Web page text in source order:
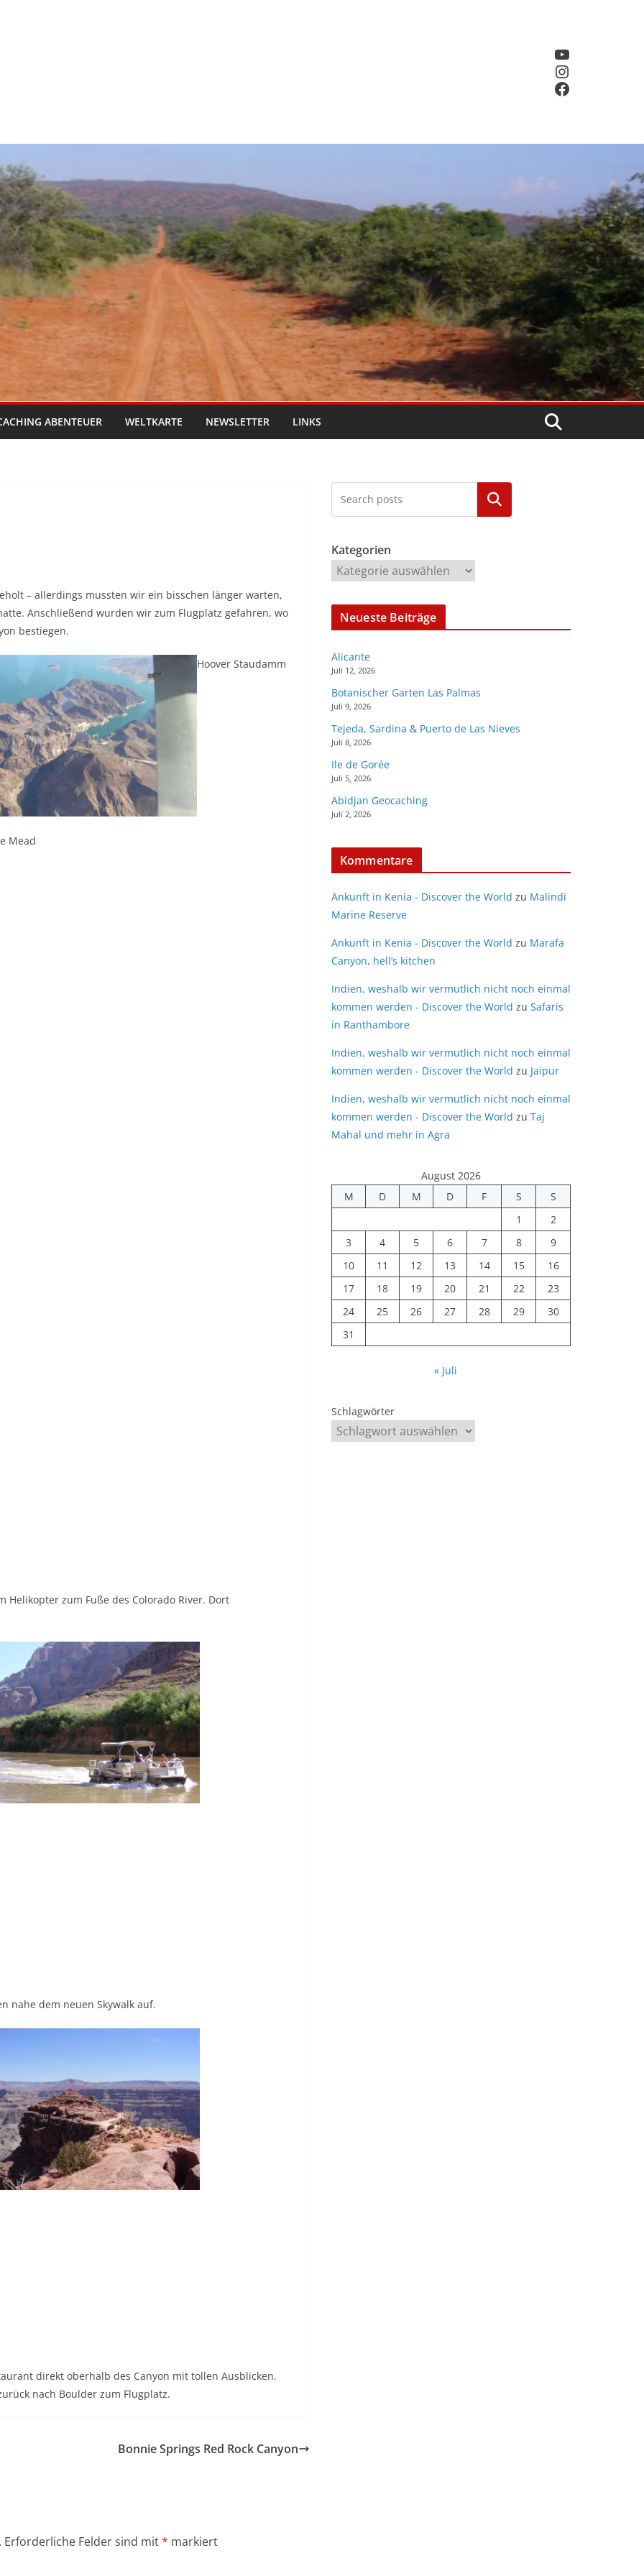
YouTube
Instagram
Facebook
ABENTEUER WELTKARTE NEWSLETTER LINKS
– allerdings mussten wir ein bisschen länger warten,
Anschließend wurden wir zum Flugplatz gefahren, wo
bestiegen.
Hoover Staudamm
Mead
Helikopter zum Fuße des Colorado River. Dort
nahe dem neuen Skywalk auf.
direkt oberhalb des Canyon mit tollen Ausblicken.
nach Boulder zum Flugplatz.
Bonnie Springs Red Rock Canyon
Erforderliche Felder sind mit* markiert
Kategorien
Kategorien
Neueste Beiträge
Alicante
Juli 12, 2026
Botanischer Garten Las Palmas
Juli 9, 2026
Tejeda, Sardina & Puerto de Las Nieves
Juli 8, 2026
Ile de Gorée
Juli 5, 2026
Abidjan Geocaching
Juli 2, 2026
Kommentare
Ankunft in Kenia - Discover the World zu Malindi
Marine Reserve
Ankunft in Kenia - Discover the World zu Marafa
Canyon, hell’s kitchen
Indien, weshalb wir vermutlich nicht noch einmal
kommen werden - Discover the World zu Safaris
in Ranthambore
Indien, weshalb wir vermutlich nicht noch einmal
kommen werden - Discover the World zu Jaipur
Indien, weshalb wir vermutlich nicht noch einmal
kommen werden - Discover the World zu Taj
Mahal und mehr in Agra
August 2026
M
D M D F S
S
1
2
3
4 5 6 7 8
9
10
11 12 13 14 15
16
17
18 19 20 21 22
23
24
25 26 27 28 29
30
31
« Juli
Schlagwörter